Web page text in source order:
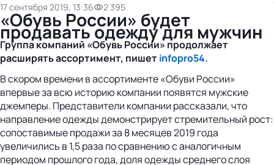
17 сентября 2019, 13:36 2 395
«Обувь России» будет
продавать одежду для мужчин
Группа компаний «Обувь России» продолжает
расширять ассортимент, пишетinfopro54.
В скором времени в ассортименте «Обуви России»
впервые за всю историю компании появятся мужские
джемперы. Представители компании рассказали, что
направление одежды демонстрирует стремительный рост:
сопоставимые продажи за 8 месяцев 2019 года
увеличились в 1,5 раза по сравнению с аналогичным
периодом прошлого года, доля одежды среднего слоя